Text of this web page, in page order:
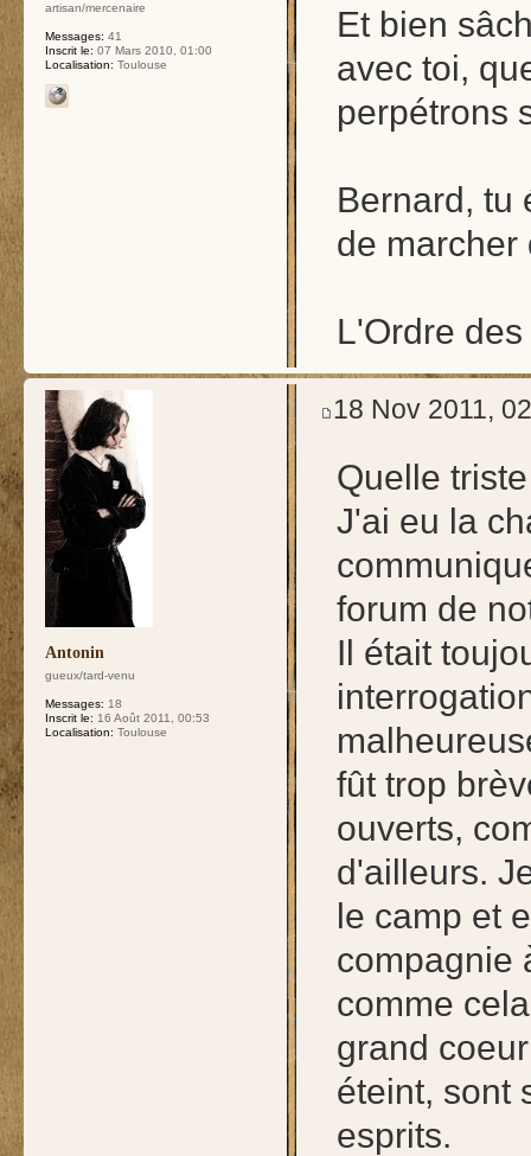
artisan/mercenaire
Messages: 41
Inscrit le: 07 Mars 2010, 01:00
Localisation: Toulouse
Et bien
avec toi,
perpétrons
Bernard, tu
de marcher
L'Ordre
Antonin
gueux/tard-venu
Messages: 18
Inscrit le: 16 Août 2011, 00:53
Localisation: Toulouse
18 Nov 2011,
Quelle
J'ai eu la
forum de
Il était
fût trop
ouverts,
d'ailleurs.
le camp et
compagnie
comme
grand
éteint, sont
esprits.